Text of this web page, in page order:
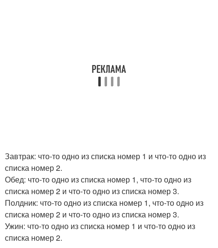
Завтрак: что-то одно из списка номер 1 и что-то одно из
списка номер 2.
Обед: что-то одно из списка номер 1, что-то одно из
списка номер 2 и что-то одно из списка номер 3.
Полдник: что-то одно из списка номер 1, что-то одно из
списка номер 2 и что-то одно из списка номер 3.
Ужин: что-то одно из списка номер 1 и что-то одно из
списка номер 2.